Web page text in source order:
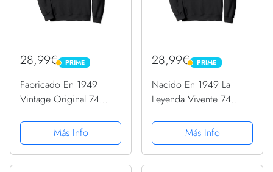
28,99€ PRIME
PRIME
Fabricado En 1949
Vintage Original 74
Más Info
28,99€ PRIME
PRIME
Nacido En 1949 La
Leyenda Vivente 74
Más Info